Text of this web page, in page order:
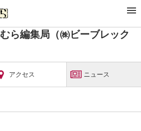
楽坂 de かぐらむら編集局（㈱ビーブレックス）
ら編集局（㈱ビーブレック
アクセス ニュース